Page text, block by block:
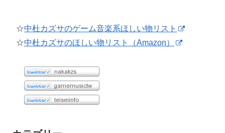
☆中杜カズサのゲーム音楽系ほしい物リスト
☆中杜カズサのほしい物リスト（Amazon）